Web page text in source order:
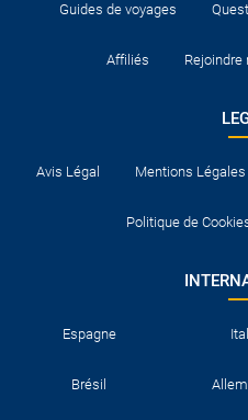
Guides de voyages
Affiliés Rejoindre
Avis Légal Mentions Légales
Politique de
Espagne
Brésil